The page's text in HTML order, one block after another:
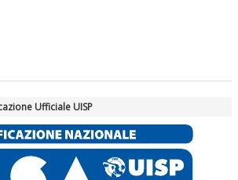
InBlu2000 traccia il bilancio della stagione
Ufficiale UISP